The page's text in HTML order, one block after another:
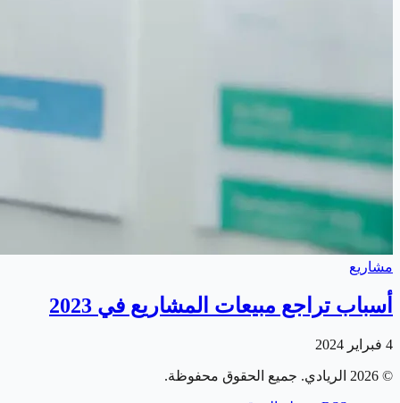
مشاريع
أسباب تراجع مبيعات المشاريع في 2023
4 فبراير 2024
©
2026 الريادي. جميع الحقوق محفوظة.